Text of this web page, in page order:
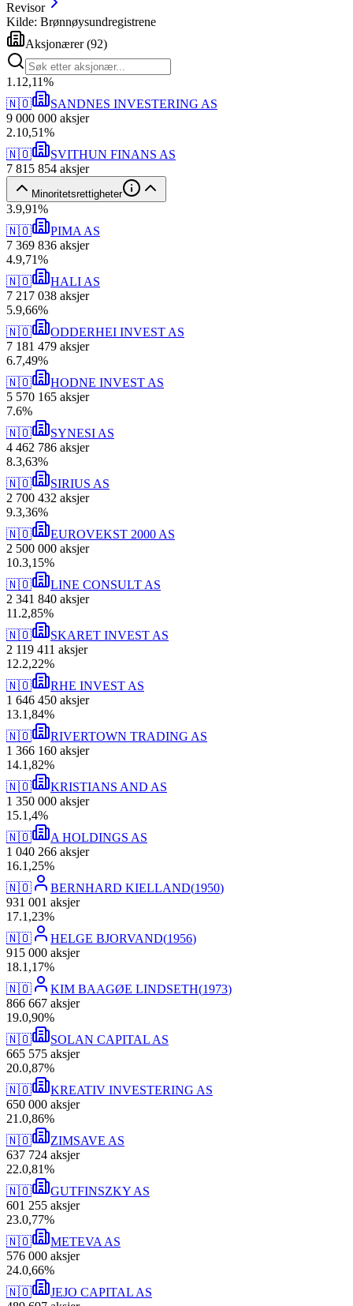
Revisor
Kilde: Brønnøysundregistrene
Aksjonærer(92)
1 .12,11%
🇳🇴
SANDNES INVESTERING AS
9 000 000 aksjer
2.10,51%
🇳🇴
SVITHUN FINANS AS
7 815 854 aksjer
Minoritetsrettigheter
3.9,91%
🇳🇴
PIMA AS
7 369 836 aksjer
4.9,71%
🇳🇴
HALI AS
7 217 038 aksjer
5.9,66%
🇳🇴
ODDERHEI INVEST AS
7 181 479 aksjer
6.7,49%
🇳🇴
HODNE INVEST AS
5 570 165 aksjer
7.6%
🇳🇴
SYNESI AS
4 462 786 aksjer
8.3,63%
🇳🇴
SIRIUS AS
2 700 432 aksjer
9.3,36%
🇳🇴
EUROVEKST 2000 AS
2 500 000 aksjer
10.3,15%
🇳🇴
LINE CONSULT AS
2 341 840 aksjer
11 .2,85%
🇳🇴
SKARET INVEST AS
2 119 411 aksjer
12.2,22%
🇳🇴
RHE INVEST AS
1 646 450 aksjer
13.1,84%
🇳🇴
RIVERTOWN TRADING AS
1 366 160 aksjer
14.1,82%
🇳🇴
KRISTIANS AND AS
1 350 000 aksjer
15.1,4%
🇳🇴
A HOLDINGS AS
1 040 266 aksjer
16.1,25%
🇳🇴
BERNHARD KIELLAND(1950)
931 001 aksjer
17.1,23%
🇳🇴
HELGE BJORVAND(1956)
915 000 aksjer
18.1,17%
🇳🇴
KIM BAAGØE LINDSETH(1973)
866 667 aksjer
19.0,90%
🇳🇴
SOLAN CAPITAL AS
665 575 aksjer
20.0,87%
🇳🇴
KREATIV INVESTERING AS
650 000 aksjer
21 .0,86%
🇳🇴
ZIMSAVE AS
637 724 aksjer
22.0,81%
🇳🇴
GUTFINSZKY AS
601 255 aksjer
23.0,77%
🇳🇴
METEVA AS
576 000 aksjer
24.0,66%
🇳🇴
JEJO CAPITAL AS